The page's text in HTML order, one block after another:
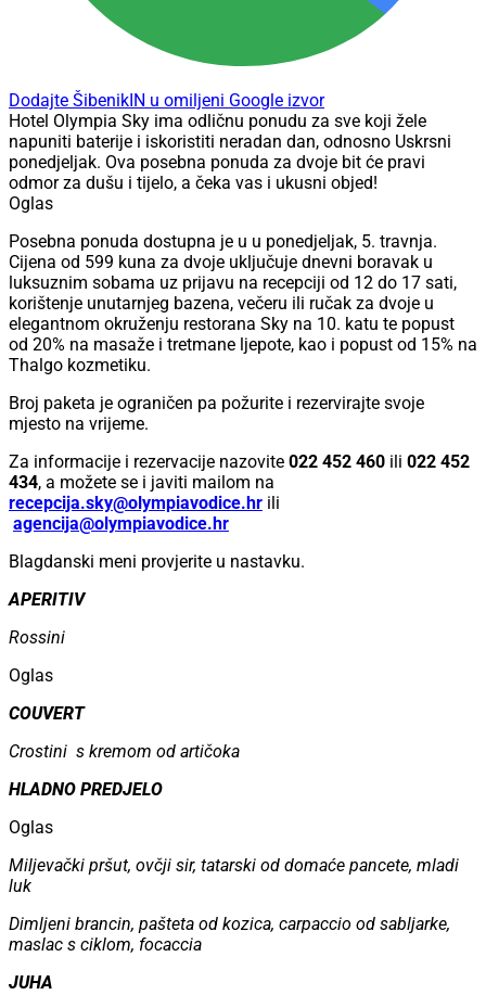
Dodajte ŠibenikIN u omiljeni Google izvor
Hotel Olympia Sky ima odličnu ponudu za sve koji žele
napuniti baterije i iskoristiti neradan dan, odnosno Uskrsni
ponedjeljak. Ova posebna ponuda za dvoje bit će pravi
odmor za dušu i tijelo, a čeka vas i ukusni objed!
Oglas
Posebna ponuda dostupna je u u ponedjeljak, 5. travnja.
Cijena od 599 kuna za dvoje uključuje dnevni boravak u
luksuznim sobama uz prijavu na recepciji od 12 do 17 sati,
korištenje unutarnjeg bazena, večeru ili ručak za dvoje u
elegantnom okruženju restorana Sky na 10. katu te popust
od 20% na masaže i tretmane ljepote, kao i popust od 15% na
Thalgo kozmetiku.
Broj paketa je ograničen pa požurite i rezervirajte svoje
mjesto na vrijeme.
Za informacije i rezervacije nazovite 022 452 460 ili 022 452
434, a možete se i javiti mailom na
recepcija.sky@olympiavodice.hr ili
agencija@olympiavodice.hr
Blagdanski meni provjerite u nastavku.
APERITIV
Rossini
Oglas
COUVERT
Crostini s kremom od artičoka
HLADNO PREDJELO
Oglas
Miljevački pršut, ovčji sir, tatarski od domaće pancete, mladi
luk
Dimljeni brancin, pašteta od kozica, carpaccio od sabljarke,
maslac s ciklom, focaccia
JUHA